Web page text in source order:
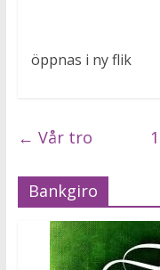
öppnas i ny flik
← Vår tro
Bankgiro